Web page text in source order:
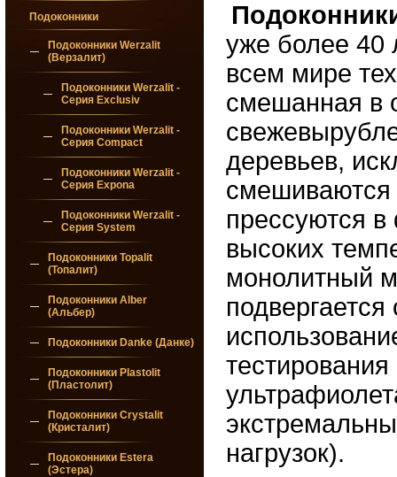
Подоконники
Подоконники Werzalit
(Верзалит)
Подоконники Werzalit -
Серия Exclusiv
Подоконники Werzalit -
Серия Compact
Подоконники Werzalit -
Серия Expona
Подоконники Werzalit -
Серия System
Подоконники Topalit
(Топалит)
Подоконники Alber
(Альбер)
Подоконники Danke (Данке)
Подоконники Plastolit
(Пластолит)
Подоконники Crystalit
(Кристалит)
Подоконники Estera
(Эстера)
уже более 40
всем мире
смешанная в
деревьев,
прессуются
высоких
монолитный
нагрузок).